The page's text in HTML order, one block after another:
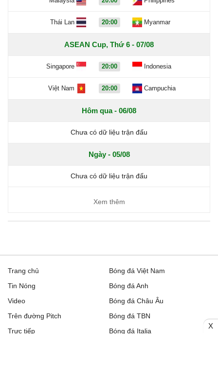
Thái Lan 20:00 Myanmar
ASEAN Cup, Thứ 6 - 07/08
Singapore 20:00 Indonesia
Việt Nam 20:00 Campuchia
Hôm qua - 06/08
Chưa có dữ liệu trận đấu
Ngày - 05/08
Chưa có dữ liệu trận đấu
Xem thêm
Trang chủ
Tin Nóng
Video
Trên đường Pitch
Trực tiếp
Bóng đá Việt Nam
Bóng đá Anh
Bóng đá Châu Âu
Bóng đá TBN
Bóng đá Italia
X